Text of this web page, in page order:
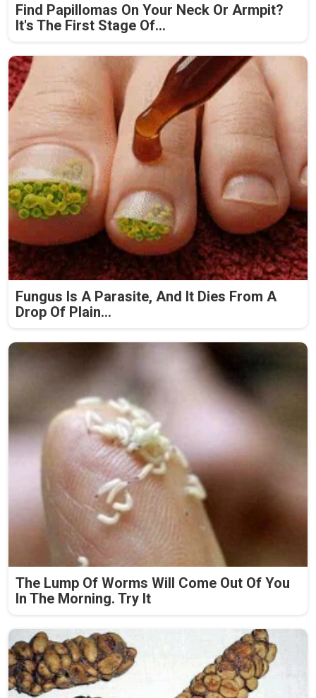
Find Papillomas On Your Neck Or Armpit?
It's The First Stage Of...
Fungus Is A Parasite, And It Dies From A
Drop Of Plain...
The Lump Of Worms Will Come Out Of You
In The Morning. Try It